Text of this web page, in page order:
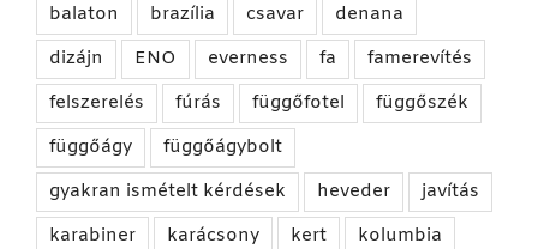
balaton
brazília csavar
denana
dizájn
ENO everness fa
famerevítés
felszerelés
fúrás függőfotel
függőszék
függőágy
függőágybolt
gyakran ismételt kérdések
heveder
javítás
karabiner
karácsony kert
kolumbia